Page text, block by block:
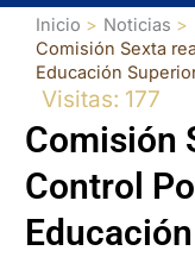
Inicio
Noticias
Comisión Sexta
Educación
Visitas: 177
Comisión
Control